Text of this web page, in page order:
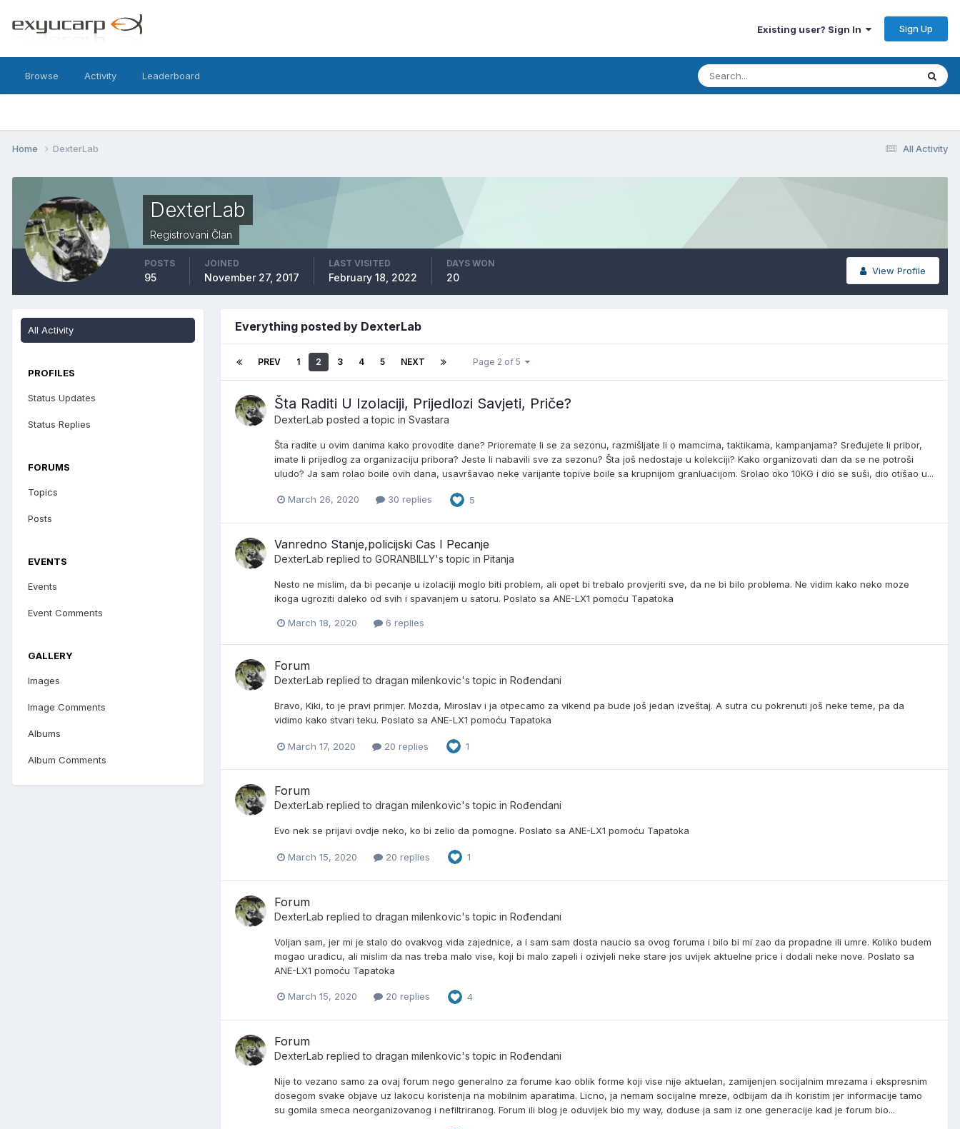
Existing user? Sign In Sign Up
Browse Activity Leaderboard
All Activity
Home DexterLab
DexterLab
Registrovani Član
View Profile
POSTS
95
JOINED
November 27, 2017
LAST VISITED
February 18, 2022
DAYS WON
20
All Activity
PROFILES
Status Updates
Status Replies
FORUMS
Topics
Posts
EVENTS
Events
Event Comments
GALLERY
Images
Image Comments
Albums
Album Comments
Everything posted by DexterLab
PREV 1 2 3 4 5 NEXT Page 2 of 5
Šta Raditi U Izolaciji, Prijedlozi Savjeti, Priče?
DexterLab posted a topic in Svastara
Šta radite u ovim danima kako provodite dane? Prioremate li se za sezonu, razmišljate li o mamcima, taktikama, kampanjama? Sređujete li pribor,
imate li prijedlog za organizaciju pribora? Jeste li nabavili sve za sezonu? Šta još nedostaje u kolekciji? Kako organizovati dan da se ne potroši
uludo? Ja sam rolao boile ovih dana, usavršavao neke varijante topive boile sa krupnijom granluacijom. Srolao oko 10KG i dio se suši, dio otišao u...
March 26, 2020 30 replies 5
Vanredno Stanje,policijski Cas I Pecanje
DexterLab replied to GORANBILLY's topic in Pitanja
Nesto ne mislim, da bi pecanje u izolaciji moglo biti problem, ali opet bi trebalo provjeriti sve, da ne bi bilo problema. Ne vidim kako neko moze
ikoga ugroziti daleko od svih i spavanjem u satoru. Poslato sa ANE-LX1 pomoću Tapatoka
March 18, 2020 6 replies
Forum
DexterLab replied to dragan milenkovic's topic in Rođendani
Bravo, Kiki, to je pravi primjer. Mozda, Miroslav i ja otpecamo za vikend pa bude još jedan izveštaj. A sutra cu pokrenuti još neke teme, pa da
vidimo kako stvari teku. Poslato sa ANE-LX1 pomoću Tapatoka
March 17, 2020 20 replies 1
Forum
DexterLab replied to dragan milenkovic's topic in Rođendani
Evo nek se prijavi ovdje neko, ko bi zelio da pomogne. Poslato sa ANE-LX1 pomoću Tapatoka
March 15, 2020 20 replies 1
Forum
DexterLab replied to dragan milenkovic's topic in Rođendani
Voljan sam, jer mi je stalo do ovakvog vida zajednice, a i sam sam dosta naucio sa ovog foruma i bilo bi mi zao da propadne ili umre. Koliko budem
mogao uradicu, ali mislim da nas treba malo vise, koji bi malo zapeli i ozivjeli neke stare jos uvijek aktuelne price i dodali neke nove. Poslato sa
ANE-LX1 pomoću Tapatoka
March 15, 2020 20 replies 4
Forum
DexterLab replied to dragan milenkovic's topic in Rođendani
Nije to vezano samo za ovaj forum nego generalno za forume kao oblik forme koji vise nije aktuelan, zamijenjen socijalnim mrezama i ekspresnim
dosegom svake objave uz lakocu koristenja na mobilnim aparatima. Licno, ja nemam socijalne mreze, odbijam da ih koristim jer informacije tamo
su gomila smeca neorganizovanog i nefiltriranog. Forum ili blog je oduvijek bio my way, doduse ja sam iz one generacije kad je forum bio...